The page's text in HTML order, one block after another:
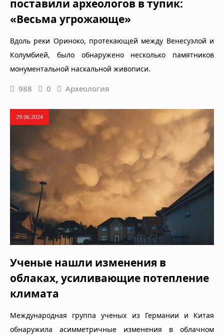
поставили археологов в тупик:
«Весьма угрожающе»
Вдоль реки Ориноко, протекающей между Венесуэлой и
Колумбией, было обнаружено несколько памятников
монументальной наскальной живописи.
988 0 Археология
29.06.2024
Ученые нашли изменения в
облаках, усиливающие потепление
климата
Международная группа ученых из Германии и Китая
обнаружила асимметричные изменения в облачном